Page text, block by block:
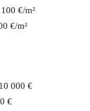
€/m²
€/m²
000 €
€